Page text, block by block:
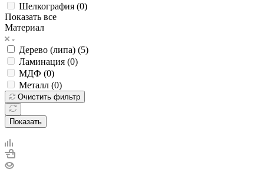
Шелкография (0)
Показать все
Материал
Дерево (липа) (5)
Ламинация (0)
МДФ (0)
Металл (0)
Очистить фильтр
Показать